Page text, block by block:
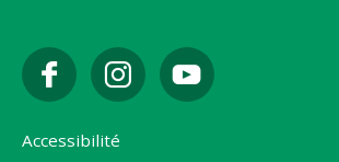
Accessibilité